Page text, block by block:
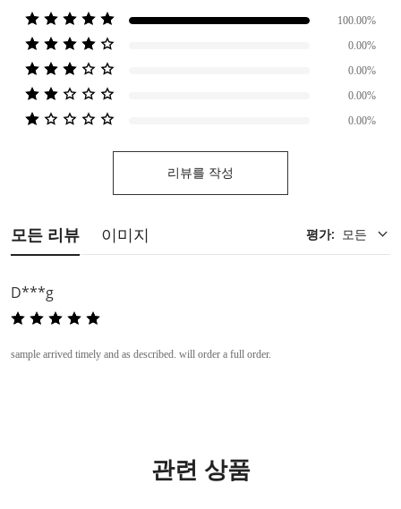
100.00%
0.00%
0.00%
0.00%
0.00%
리뷰를 작성
모든 리뷰 이미지 평가: 모든
D***g
sample arrived timely and as described. will order a full order.
관련 상품